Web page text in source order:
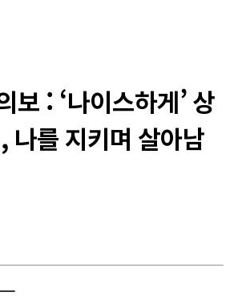
보 : ‘나이스하게’ 상
나를 지키며 살아남